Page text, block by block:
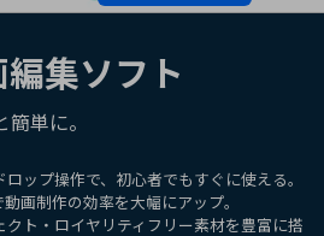
集ソフト
単に。
ップ操作で、初心者でもすぐに使える。
画制作の効率を大幅にアップ。
ト・ロイヤリティフリー素材を豊富に搭